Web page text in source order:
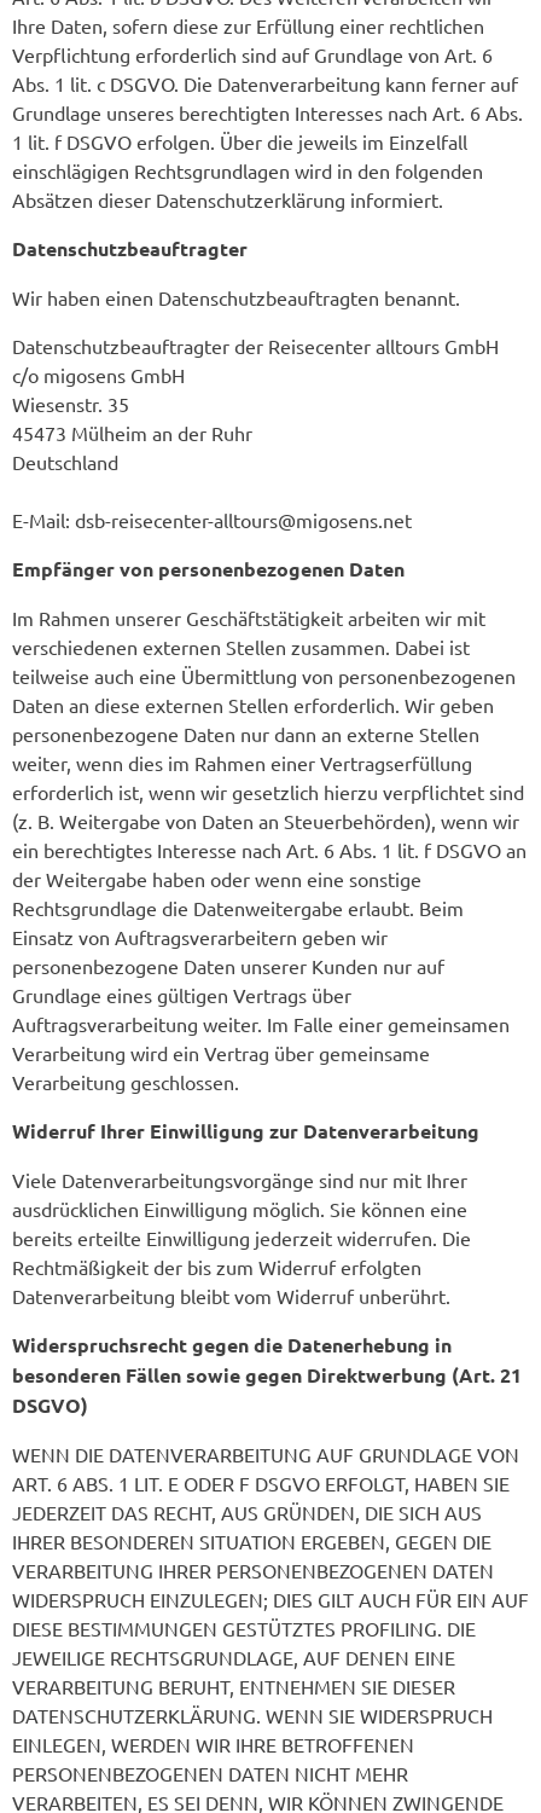
Ihre Daten, sofern diese zur Erfüllung einer rechtlichen
Verpflichtung erforderlich sind auf Grundlage von Art. 6
Abs. 1 lit. c DSGVO. Die Datenverarbeitung kann ferner auf
Grundlage unseres berechtigten Interesses nach Art. 6 Abs.
1 lit. f DSGVO erfolgen. Über die jeweils im Einzelfall
einschlägigen Rechtsgrundlagen wird in den folgenden
Absätzen dieser Datenschutzerklärung informiert.
Datenschutz­beauftragter
Wir haben einen Datenschutzbeauftragten benannt.
Datenschutzbeauftragter der Reisecenter alltours GmbH
c/o migosens GmbH
Wiesenstr. 35
45473 Mülheim an der Ruhr
Deutschland
E-Mail: dsb-reisecenter-alltours@migosens.net
Empfänger von personenbezogenen Daten
Im Rahmen unserer Geschäftstätigkeit arbeiten wir mit
verschiedenen externen Stellen zusammen. Dabei ist
teilweise auch eine Übermittlung von personenbezogenen
Daten an diese externen Stellen erforderlich. Wir geben
personenbezogene Daten nur dann an externe Stellen
weiter, wenn dies im Rahmen einer Vertragserfüllung
erforderlich ist, wenn wir gesetzlich hierzu verpflichtet sind
(z. B. Weitergabe von Daten an Steuerbehörden), wenn wir
ein berechtigtes Interesse nach Art. 6 Abs. 1 lit. f DSGVO an
der Weitergabe haben oder wenn eine sonstige
Rechtsgrundlage die Datenweitergabe erlaubt. Beim
Einsatz von Auftragsverarbeitern geben wir
personenbezogene Daten unserer Kunden nur auf
Grundlage eines gültigen Vertrags über
Auftragsverarbeitung weiter. Im Falle einer gemeinsamen
Verarbeitung wird ein Vertrag über gemeinsame
Verarbeitung geschlossen.
Widerruf Ihrer Einwilligung zur Datenverarbeitung
Viele Datenverarbeitungsvorgänge sind nur mit Ihrer
ausdrücklichen Einwilligung möglich. Sie können eine
bereits erteilte Einwilligung jederzeit widerrufen. Die
Rechtmäßigkeit der bis zum Widerruf erfolgten
Datenverarbeitung bleibt vom Widerruf unberührt.
Widerspruchsrecht gegen die Datenerhebung in
besonderen Fällen sowie gegen Direktwerbung (Art. 21
DSGVO)
WENN DIE DATENVERARBEITUNG AUF GRUNDLAGE VON
ART. 6 ABS. 1 LIT. E ODER F DSGVO ERFOLGT, HABEN SIE
JEDERZEIT DAS RECHT, AUS GRÜNDEN, DIE SICH AUS
IHRER BESONDEREN SITUATION ERGEBEN, GEGEN DIE
VERARBEITUNG IHRER PERSONENBEZOGENEN DATEN
WIDERSPRUCH EINZULEGEN; DIES GILT AUCH FÜR EIN AUF
DIESE BESTIMMUNGEN GESTÜTZTES PROFILING. DIE
JEWEILIGE RECHTSGRUNDLAGE, AUF DENEN EINE
VERARBEITUNG BERUHT, ENTNEHMEN SIE DIESER
DATENSCHUTZERKLÄRUNG. WENN SIE WIDERSPRUCH
EINLEGEN, WERDEN WIR IHRE BETROFFENEN
PERSONENBEZOGENEN DATEN NICHT MEHR
VERARBEITEN, ES SEI DENN, WIR KÖNNEN ZWINGENDE